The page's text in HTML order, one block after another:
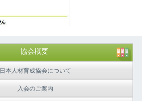
協会概要
日本人材育成協会について
入会のご案内